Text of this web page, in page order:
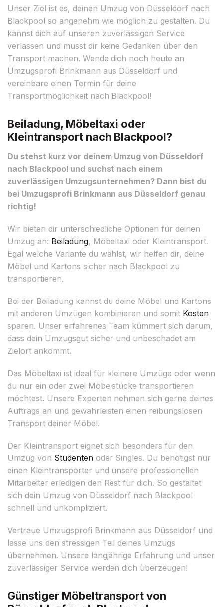
Unser Ziel ist es, deinen Umzug von Düsseldorf nach
Blackpool so angenehm wie möglich zu gestalten. Du
kannst dich auf unseren zuverlässigen Service
verlassen und musst dir keine Gedanken über den
Transport machen. Wende dich noch heute an
Umzugsprofi Brinkmann aus Düsseldorf und
vereinbare einen Termin für deine
Transportmöglichkeit nach Blackpool!
Beiladung, Möbeltaxi oder
Kleintransport nach Blackpool?
Du stehst kurz vor deinem Umzug von Düsseldorf
nach Blackpool und suchst nach einem
zuverlässigen Umzugsunternehmen? Dann bist du
bei Umzugsprofi Brinkmann aus Düsseldorf genau
richtig!
Wir bieten dir unterschiedliche Optionen für deinen
Umzug an: Beiladung, Möbeltaxi oder Kleintransport.
Egal welche Variante du wählst, wir helfen dir, deine
Möbel und Kartons sicher nach Blackpool zu
transportieren.
Bei der Beiladung kannst du deine Möbel und Kartons
mit anderen Umzügen kombinieren und somit Kosten
sparen. Unser erfahrenes Team kümmert sich darum,
dass dein Umzugsgut sicher und unbeschadet am
Zielort ankommt.
Das Möbeltaxi ist ideal für kleinere Umzüge oder wenn
du nur ein oder zwei Möbelstücke transportieren
möchtest. Unsere Experten nehmen sich gerne deines
Auftrags an und gewährleisten einen reibungslosen
Transport deiner Möbel.
Der Kleintransport eignet sich besonders für den
Umzug von Studenten oder Singles. Du benötigst nur
einen Kleintransporter und unsere professionellen
Mitarbeiter erledigen den Rest für dich. So gestaltet
sich dein Umzug von Düsseldorf nach Blackpool
schnell und unkompliziert.
Vertraue Umzugsprofi Brinkmann aus Düsseldorf und
lasse uns den stressigen Teil deines Umzugs
übernehmen. Unsere langjährige Erfahrung und unser
zuverlässiger Service werden dich überzeugen!
Günstiger Möbeltransport von